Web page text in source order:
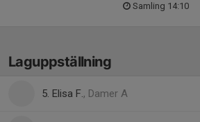
Samling 14:10
Laguppställning
5. Elisa F., Damer A